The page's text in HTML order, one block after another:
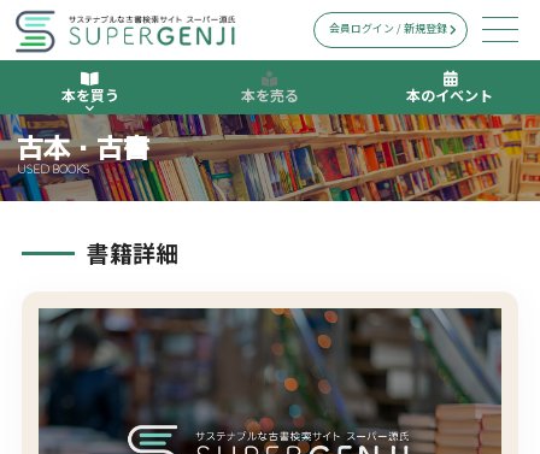
本を買う 本を売る 本のイベント
会員ログイン / 新規登録
古本・古書
USED BOOKS
書籍詳細